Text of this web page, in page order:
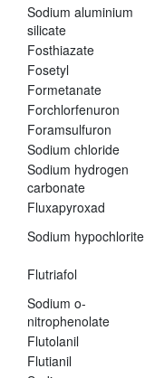
Sodium aluminium
silicate
Fosthiazate
Fosetyl
Formetanate
Forchlorfenuron
Foramsulfuron
Sodium chloride
Sodium hydrogen
carbonate
Fluxapyroxad
Sodium hypochlorite
Flutriafol
Sodium o-
nitrophenolate
Flutolanil
Flutianil